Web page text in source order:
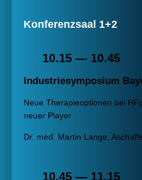
Konferenzsaal 1+2
10.15 — 10.45
Industriesymposium
Neue Therapieoptionen bei
neuer Player
Dr. med. Martin Lange,
10.45 — 11.15